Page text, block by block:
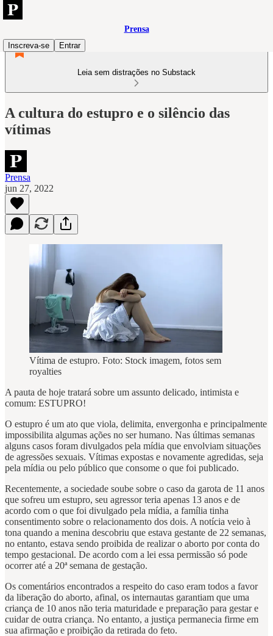
Prensa
Inscreva-se
Entrar
Leia sem distrações no Substack
A cultura do estupro e o silêncio das
vítimas
Prensa
jun 27, 2022
Vítima de estupro. Foto: Stock imagem, fotos sem
royalties
A pauta de hoje tratará sobre um assunto delicado, intimista e
comum: ESTUPRO!
O estupro é um ato que viola, delimita, envergonha e principalmente
impossibilita algumas ações no ser humano. Nas últimas semanas
alguns casos foram divulgados pela mídia que envolviam situações
de agressões sexuais. Vítimas expostas e novamente agredidas, seja
pela mídia ou pelo público que consome o que foi publicado.
Recentemente, a sociedade soube sobre o caso da garota de 11 anos
que sofreu um estupro, seu agressor teria apenas 13 anos e de
acordo com o que foi divulgado pela mídia, a família tinha
consentimento sobre o relacionamento dos dois. A notícia veio à
tona quando a menina descobriu que estava gestante de 22 semanas,
no entanto, estava sendo proibida de realizar o aborto por conta do
tempo gestacional. De acordo com a lei essa permissão só pode
ocorrer até a 20ª semana de gestação.
Os comentários encontrados a respeito do caso eram todos a favor
da liberação do aborto, afinal, os internautas garantiam que uma
criança de 10 anos não teria maturidade e preparação para gestar e
cuidar de outra criança. No entanto, a justiça permanecia firme em
sua afirmação e proibição da retirada do feto.